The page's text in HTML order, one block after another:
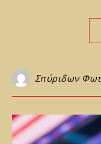
Σπύριδων